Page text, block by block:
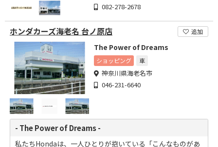
082-278-2678
ホンダカーズ海老名 台ノ原店 追加
The Power of Dreams
ショッピング 車
神奈川県海老名市
046-231-6640
- The Power of Dreams -
私たちHondaは、一人ひとりが抱いている「こんなものがあ